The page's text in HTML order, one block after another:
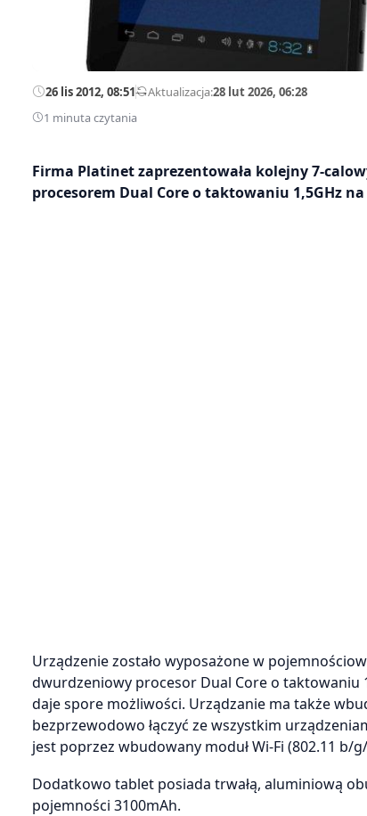
26 lis 2012, 08:51—Aktualizacja:28 lut 2026, 06:28
1 minuta czytania
Firma Platinet zaprezentowała kolejny 7-
procesorem Dual Core o taktowaniu 1,5GHz
Urządzenie zostało wyposażone w
dwurdzeniowy procesor Dual Core o taktowaniu
daje spore możliwości. Urządzanie ma także
bezprzewodowo łączyć ze wszystkim
jest poprzez wbudowany moduł Wi-Fi (802.11 b/
Dodatkowo tablet posiada trwałą, aluminiową
pojemności 3100mAh.